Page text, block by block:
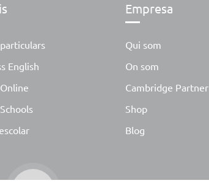
English
Empresa
Qui som
On som
Cambridge Partner
Shop
Blog